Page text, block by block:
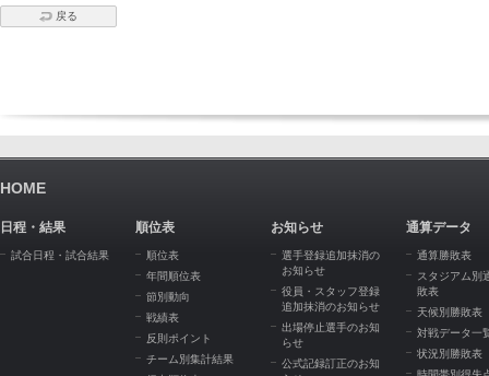
戻る
HOME
日程・結果
試合日程・試合結果
順位表
順位表
年間順位表
節別動向
戦績表
反則ポイント
チーム別集計結果
お知らせ
選手登録追加抹消の
お知らせ
役員・スタッフ登録
追加抹消のお知らせ
出場停止選手のお知
らせ
公式記録訂正のお知
通算データ
通算勝敗表
スタジアム別
敗表
天候別勝敗表
対戦データ一
状況別勝敗表